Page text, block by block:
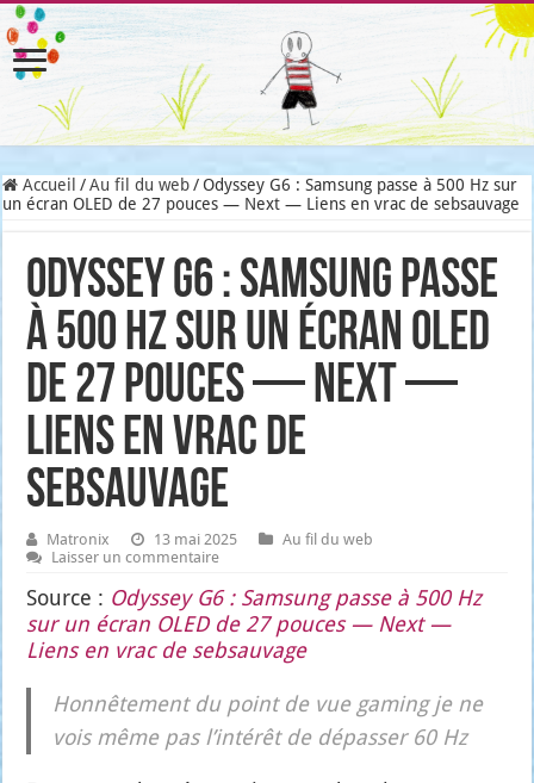
Accueil / Au fil du web / Odyssey G6 : Samsung passe à 500 Hz sur
un écran OLED de 27 pouces — Next — Liens en vrac de sebsauvage
Odyssey G6 : Samsung passe
à 500 Hz sur un écran OLED
de 27 pouces — Next —
Liens en vrac de
sebsauvage
Matronix 13 mai 2025
Au fil du web
Laisser un commentaire
Source : Odys­sey G6 : Sam­sung passe à 500 Hz
sur un écran OLED de 27 pouces — Next —
Liens en vrac de seb­sau­vage
Hon­nê­te­ment du point de vue gaming je ne
vois même pas l’in­té­rêt de dépas­ser 60 Hz